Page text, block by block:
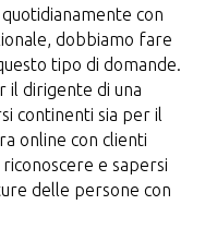
con
dobbiamo fare
tipo di domande.
il dirigente di una
continenti sia per il
online con clienti
e sapersi
delle persone con